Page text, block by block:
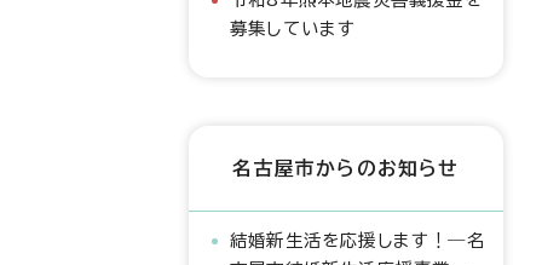
募集しています
名古屋市からのお知らせ
結婚新生活を応援します！―名